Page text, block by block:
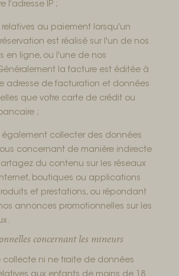
l'adresse IP ;
au paiement lorsqu'un
est réalisé sur l'un de nos
en ligne, ou l'une de nos
la facture est éditée à
adresse de facturation et données
que votre carte de crédit ou
;
également collecter des données
concernant de manière indirecte
du contenu sur les réseaux
boutiques ou applications
et prestations, ou répondant
annonces promotionnelles sur les
concernant les mineurs
collecte ni ne traite de données